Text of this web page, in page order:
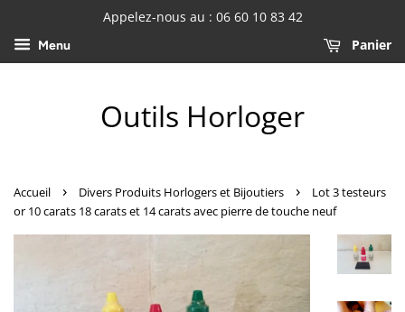
Appelez-nous au : 06 60 10 83 42
Menu Panier
Outils Horloger
Accueil › Divers Produits Horlogers et Bijoutiers ›
Lot 3 testeurs
or 10 carats 18 carats et 14 carats avec pierre de touche neuf